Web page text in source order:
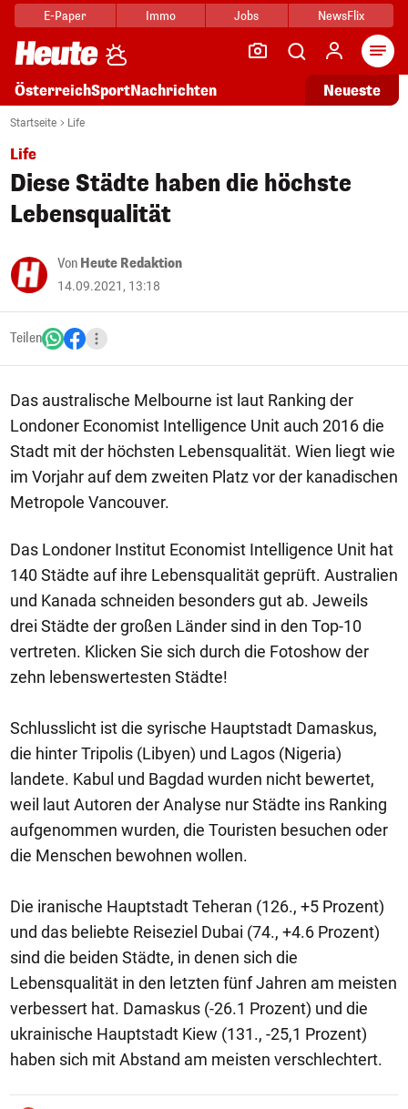
E-Paper Immo Jobs NewsFlix
ÖsterreichSportNachrichten Neueste
Startseite Life
Life
Diese Städte haben die höchste
Lebensqualität
Von Heute Redaktion
14.09.2021, 13:18
Teilen
Das australische Melbourne ist laut Ranking der
Londoner Economist Intelligence Unit auch 2016 die
Stadt mit der höchsten Lebensqualität. Wien liegt wie
im Vorjahr auf dem zweiten Platz vor der kanadischen
Metropole Vancouver.
Das Londoner Institut Economist Intelligence Unit hat
140 Städte auf ihre Lebensqualität geprüft. Australien
und Kanada schneiden besonders gut ab. Jeweils
drei Städte der großen Länder sind in den Top-10
vertreten. Klicken Sie sich durch die Fotoshow der
zehn lebenswertesten Städte!
Schlusslicht ist die syrische Hauptstadt Damaskus,
die hinter Tripolis (Libyen) und Lagos (Nigeria)
landete. Kabul und Bagdad wurden nicht bewertet,
weil laut Autoren der Analyse nur Städte ins Ranking
aufgenommen wurden, die Touristen besuchen oder
die Menschen bewohnen wollen.
Die iranische Hauptstadt Teheran (126., +5 Prozent)
und das beliebte Reiseziel Dubai (74., +4.6 Prozent)
sind die beiden Städte, in denen sich die
Lebensqualität in den letzten fünf Jahren am meisten
verbessert hat. Damaskus (-26.1 Prozent) und die
ukrainische Hauptstadt Kiew (131., -25,1 Prozent)
haben sich mit Abstand am meisten verschlechtert.